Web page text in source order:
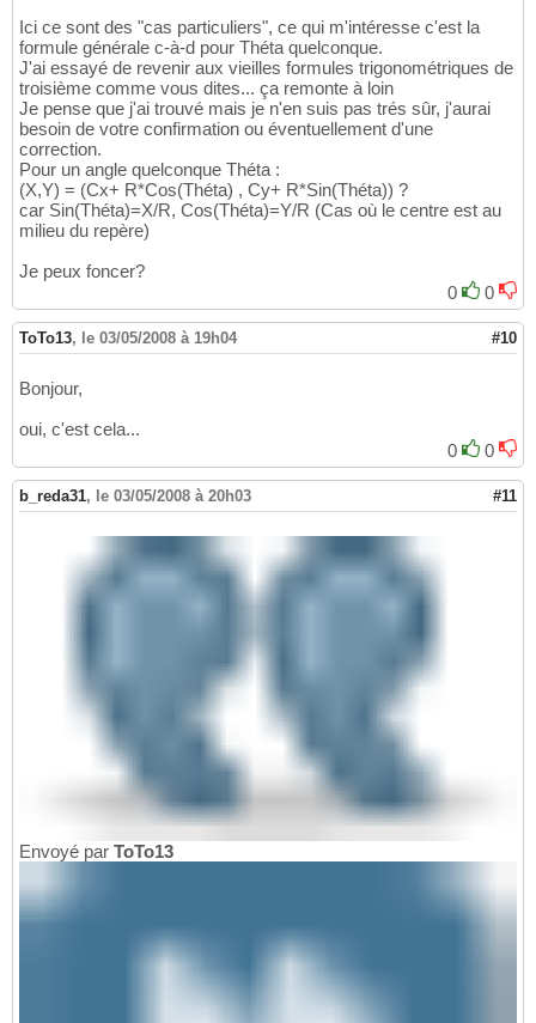
Ici ce sont des "cas particuliers", ce qui m'intéresse c'est la
formule générale c-à-d pour Théta quelconque.
J'ai essayé de revenir aux vieilles formules trigonométriques de
troisième comme vous dites... ça remonte à loin
Je pense que j'ai trouvé mais je n'en suis pas trés sûr, j'aurai
besoin de votre confirmation ou éventuellement d'une
correction.
Pour un angle quelconque Théta :
(X,Y) = (Cx+ R*Cos(Théta) , Cy+ R*Sin(Théta)) ?
car Sin(Théta)=X/R, Cos(Théta)=Y/R (Cas où le centre est au
milieu du repère)
Je peux foncer?
0
0
ToTo13, le 03/05/2008 à 19h04 #10
Bonjour,
oui, c'est cela...
0
0
b_reda31, le 03/05/2008 à 20h03 #11
Envoyé par ToTo13